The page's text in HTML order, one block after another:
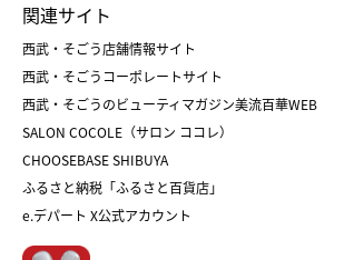
父の日
クリスマスケーキ
福袋
バレンタイン
ホワイトデー
菓子折り
和菓子
人気のギフト
バレンタイン
ホワイトデー
おせち
父の日
フード
メンズファッション＆スポーツ
関連サイト
西武・そごう店舗情報サイト
西武・そごうコーポレートサイト
西武・そごうのビューティマガジン美流百華WEB
SALON COCOLE（サロン ココレ）
CHOOSEBASE SHIBUYA
ふるさと納税「ふるさと百貨店」
e.デパート X公式アカウント